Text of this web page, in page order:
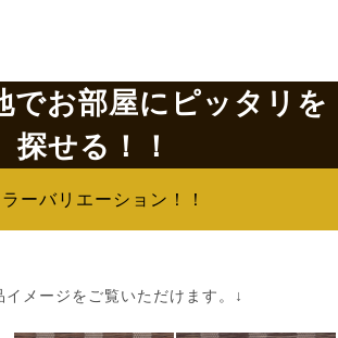
でお部屋にピッタリを
探せる！！
ラーバリエーション！！
イメージをご覧いただけます。↓